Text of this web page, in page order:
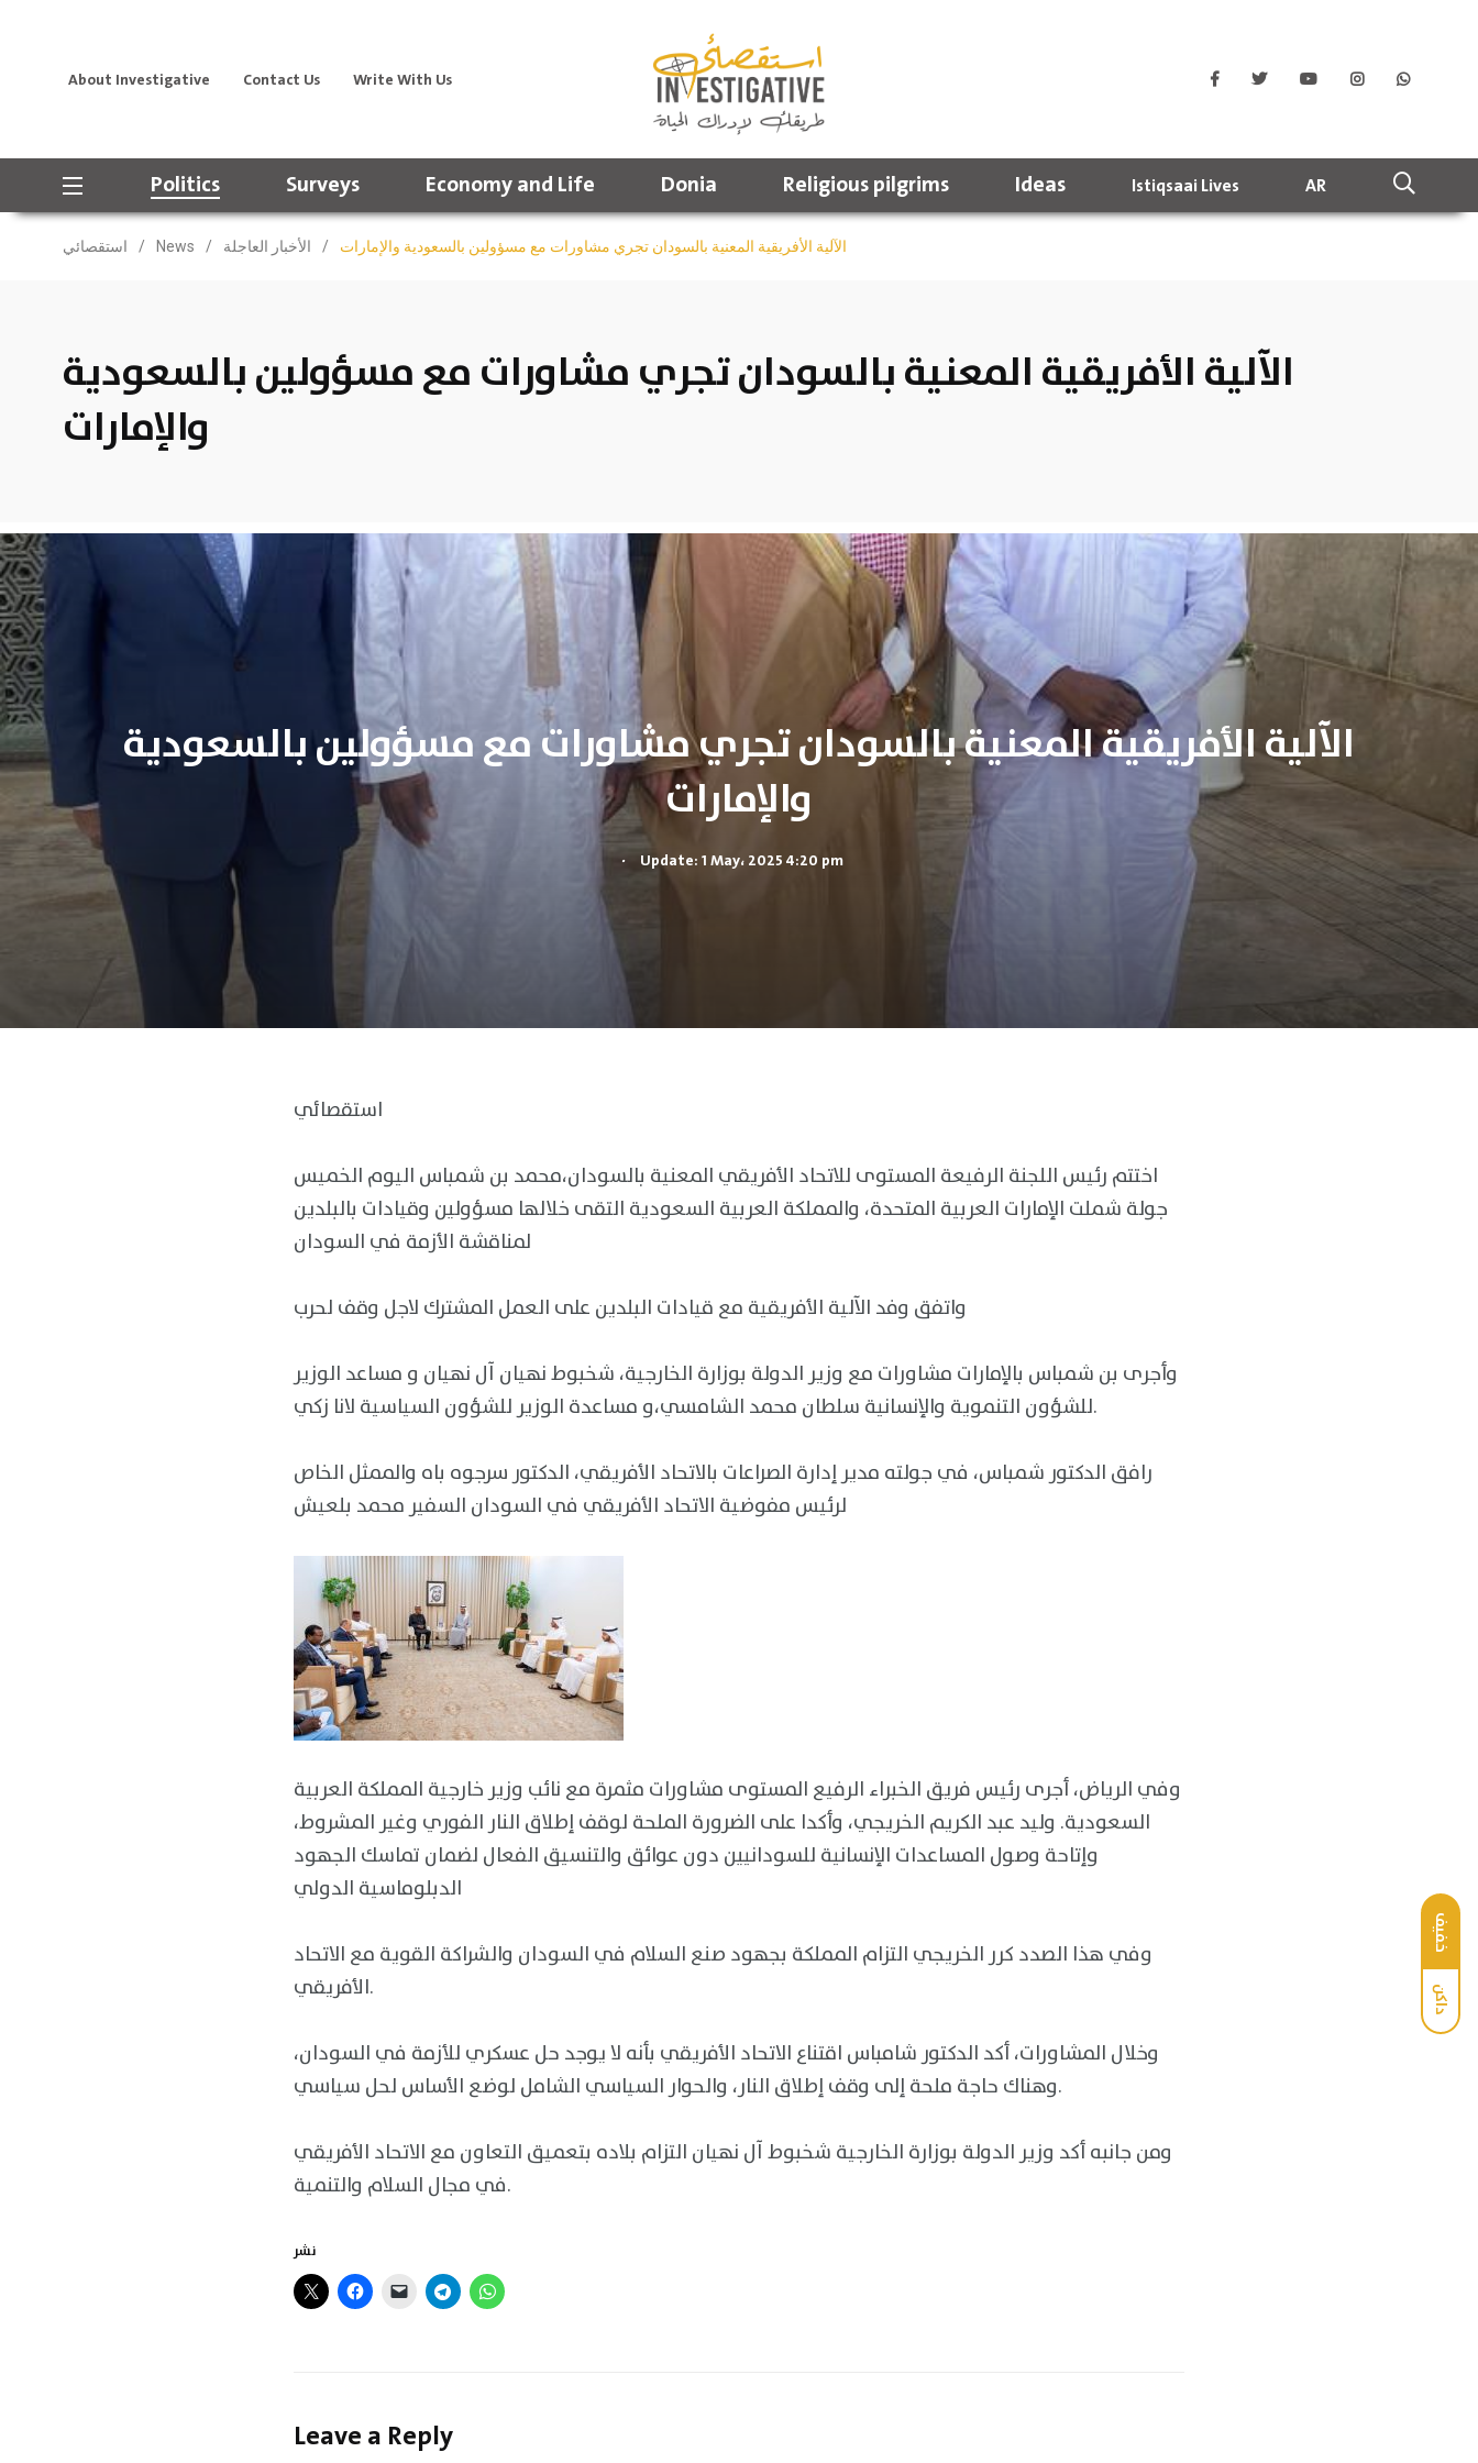
خفيف
داكن
About Investigative Contact Us Write With Us
Politics Surveys Economy and Life Donia Religious pilgrims Ideas Istiqsaai Lives AR
استقصائي / News / الأخبار العاجلة / الآلية الأفريقية المعنية بالسودان تجري مشاورات مع مسؤولين بالسعودية والإمارات
الآلية الأفريقية المعنية بالسودان تجري مشاورات مع مسؤولين بالسعودية
والإمارات
الآلية الأفريقية المعنية بالسودان تجري مشاورات مع مسؤولين بالسعودية
والإمارات
. Update: 1 May، 2025 4:20 pm
استقصائي
اختتم رئيس اللجنة الرفيعة المستوى للاتحاد الأفريقي المعنية بالسودان،محمد بن شمباس اليوم الخميس
جولة شملت الإمارات العربية المتحدة، والمملكة العربية السعودية التقى خلالها مسؤولين وقيادات بالبلدين
لمناقشة الأزمة في السودان
واتفق وفد الآلية الأفريقية مع قيادات البلدين على العمل المشترك لاجل وقف لحرب
وأجرى بن شمباس بالإمارات مشاورات مع وزير الدولة بوزارة الخارجية، شخبوط نهيان آل نهيان و مساعد الوزير
للشؤون التنموية والإنسانية سلطان محمد الشامسي،و مساعدة الوزير للشؤون السياسية لانا زكي.
رافق الدكتور شمباس، في جولته مدير إدارة الصراعات بالاتحاد الأفريقي، الدكتور سرجوه باه والممثل الخاص
لرئيس مفوضية الاتحاد الأفريقي في السودان السفير محمد بلعيش
وفي الرياض، أجرى رئيس فريق الخبراء الرفيع المستوى مشاورات مثمرة مع نائب وزير خارجية المملكة العربية
السعودية. وليد عبد الكريم الخريجي، وأكدا على الضرورة الملحة لوقف إطلاق النار الفوري وغير المشروط،
وإتاحة وصول المساعدات الإنسانية للسودانيين دون عوائق والتنسيق الفعال لضمان تماسك الجهود
الدبلوماسية الدولي
وفي هذا الصدد كرر الخريجي التزام المملكة بجهود صنع السلام في السودان والشراكة القوية مع الاتحاد
الأفريقي.
وخلال المشاورات، أكد الدكتور شامباس اقتناع الاتحاد الأفريقي بأنه لا يوجد حل عسكري للأزمة في السودان،
وهناك حاجة ملحة إلى وقف إطلاق النار، والحوار السياسي الشامل لوضع الأساس لحل سياسي.
ومن جانبه أكد وزير الدولة بوزارة الخارجية شخبوط آل نهيان التزام بلاده بتعميق التعاون مع الاتحاد الأفريقي
في مجال السلام والتنمية.
نشر
Leave a Reply